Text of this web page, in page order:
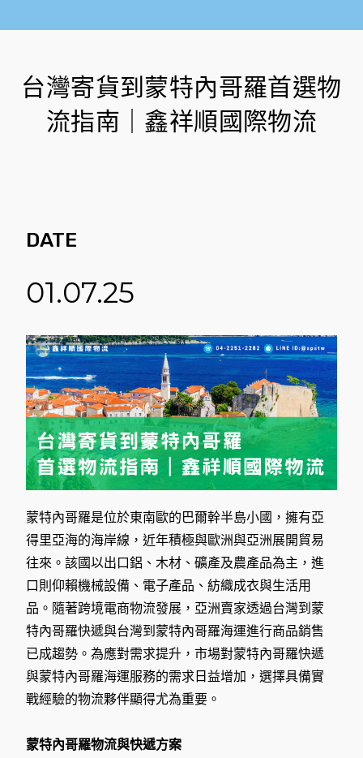
台灣寄貨到蒙特內哥羅首選物
流指南｜鑫祥順國際物流
DATE
01.07.25
蒙特內哥羅是位於東南歐的巴爾幹半島小國，擁有亞
得里亞海的海岸線，近年積極與歐洲與亞洲展開貿易
往來。該國以出口鋁、木材、礦產及農產品為主，進
口則仰賴機械設備、電子產品、紡織成衣與生活用
品。隨著跨境電商物流發展，亞洲賣家透過台灣到蒙
特內哥羅快遞與台灣到蒙特內哥羅海運進行商品銷售
已成趨勢。為應對需求提升，市場對蒙特內哥羅快遞
與蒙特內哥羅海運服務的需求日益增加，選擇具備實
戰經驗的物流夥伴顯得尤為重要。
蒙特內哥羅物流與快遞方案